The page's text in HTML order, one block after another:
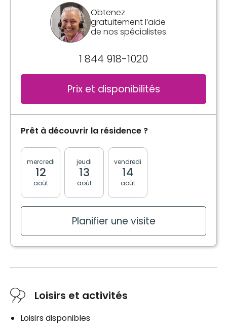
Obtenez
gratuitement l’aide
de nos spécialistes.
1 844 918-1020
Prix et disponibilités
Prêt à découvrir la résidence ?
mercredi
12
août
jeudi
13
août
vendredi
14
août
Planifier une visite
Loisirs et activités
Loisirs disponibles